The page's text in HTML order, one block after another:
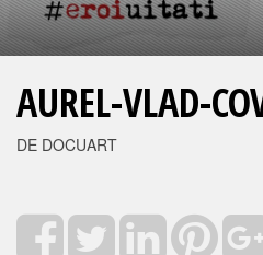
AUREL-VLAD-
DE DOCUART